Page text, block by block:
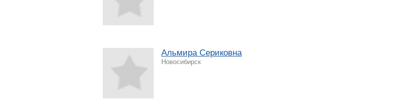
Альмира Сериковна
Новосибирск